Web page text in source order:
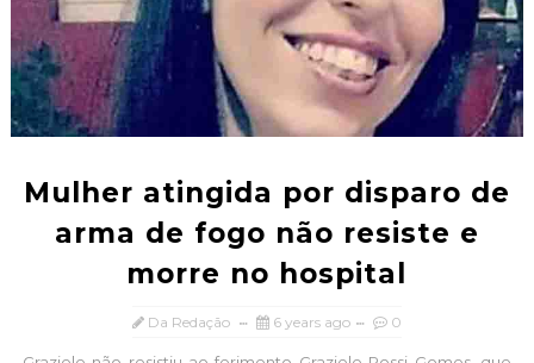
Mulher atingida por disparo de
arma de fogo não resiste e
morre no hospital
Da Redação 6 years ago 0